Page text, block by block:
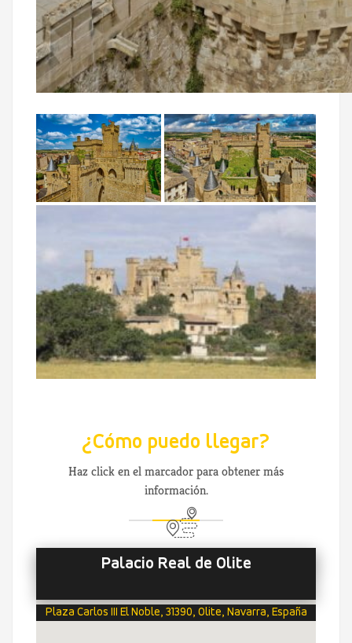
¿Cómo puedo llegar?
Haz click en el marcador para obtener más
información.
Palacio Real de Olite
Plaza Carlos III El Noble, 31390, Olite, Navarra, España